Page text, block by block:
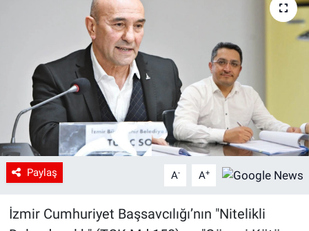
Paylaş A- A+
İzmir Cumhuriyet Başsavcılığı’nın "Nitelikli